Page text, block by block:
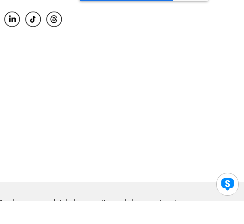
Ayuda para accesibilidad Privacidad Legal